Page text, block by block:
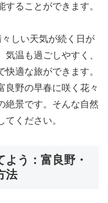
ることができます。
しい天気が続く日が
温も過ごしやすく、
適な旅ができます。
良野の早春に咲く花々
絶景です。そんな自然
ください。
よう：富良野・
法